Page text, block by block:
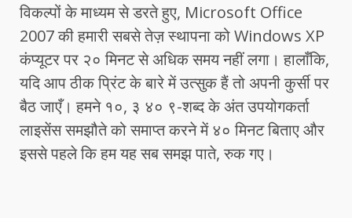
विकल्पों के माध्यम से डरते हुए, Microsoft Office
2007 की हमारी सबसे तेज़ स्थापना को Windows XP
कंप्यूटर पर २० मिनट से अधिक समय नहीं लगा। हालाँकि,
यदि आप ठीक प्रिंट के बारे में उत्सुक हैं तो अपनी कुर्सी पर
बैठ जाएँ। हमने १०, ३ ४० ९-शब्द के अंत उपयोगकर्ता
लाइसेंस समझौते को समाप्त करने में ४० मिनट बिताए और
इससे पहले कि हम यह सब समझ पाते, रुक गए।